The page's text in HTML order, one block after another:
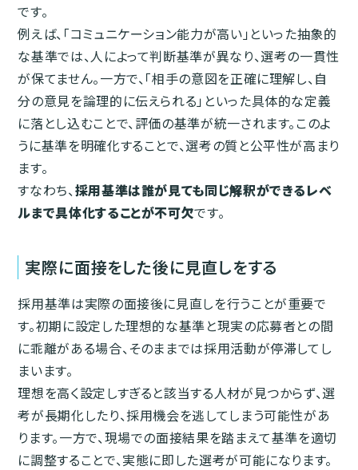
です。
例えば、「コミュニケーション能力が高い」といった抽象的
な基準では、人によって判断基準が異なり、選考の一貫性
が保てません。一方で、「相手の意図を正確に理解し、自
分の意見を論理的に伝えられる」といった具体的な定義
に落とし込むことで、評価の基準が統一されます。このよ
うに基準を明確化することで、選考の質と公平性が高まり
ます。
すなわち、採用基準は誰が見ても同じ解釈ができるレベ
ルまで具体化することが不可欠です。
実際に面接をした後に見直しをする
採用基準は実際の面接後に見直しを行うことが重要で
す。初期に設定した理想的な基準と現実の応募者との間
に乖離がある場合、そのままでは採用活動が停滞してし
まいます。
理想を高く設定しすぎると該当する人材が見つからず、選
考が長期化したり、採用機会を逃してしまう可能性があ
ります。一方で、現場での面接結果を踏まえて基準を適切
に調整することで、実態に即した選考が可能になります。